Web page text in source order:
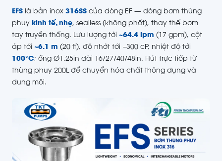
EFS là bản inox 316SS của dòng EF — dòng bơm thùng
phuy kinh tế, nhẹ, sealless (không phốt), thay thế bơm
tay truyền thống. Lưu lượng tới ~64.4 lpm (17 gpm), cột
áp tới ~6.1 m (20 ft), độ nhớt tới ~300 cP, nhiệt độ tới
100°C; ống Ø1.25in dài 16/27/40/48in. Hút trực tiếp từ
thùng phuy 200L để chuyển hóa chất thông dụng và
dung môi.